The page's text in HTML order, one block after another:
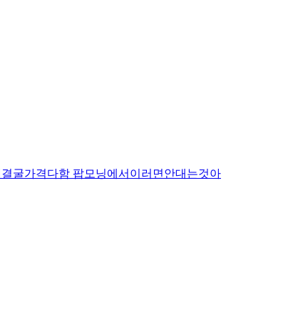
굴가격다함 팝모닝에서이러면안대는것아